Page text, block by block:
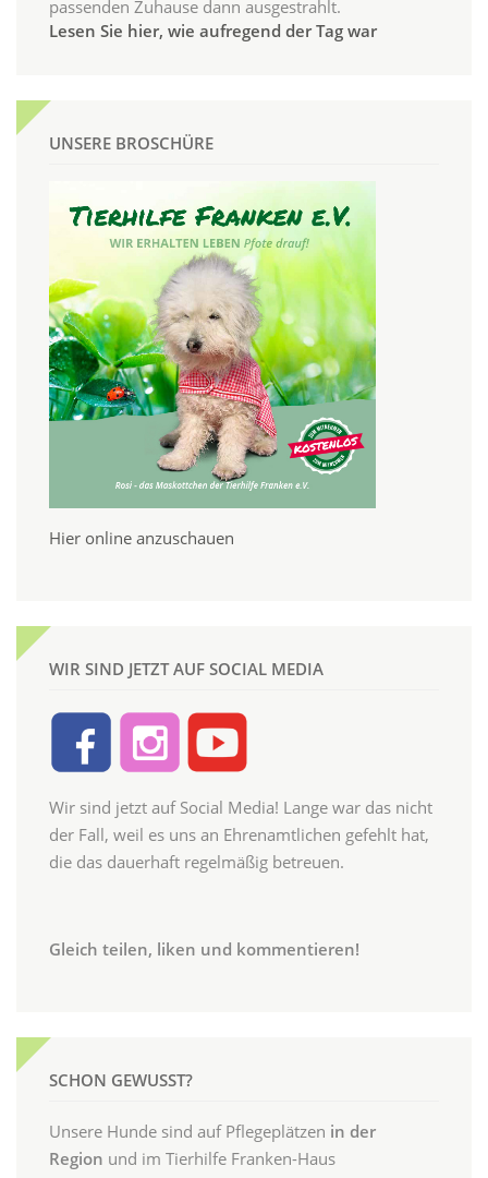
passenden Zuhause dann ausgestrahlt.
Lesen Sie hier, wie aufregend der Tag war
UNSERE BROSCHÜRE
Hier online anzuschauen
WIR SIND JETZT AUF SOCIAL MEDIA
Wir sind jetzt auf Social Media! Lange war das nicht
der Fall, weil es uns an Ehrenamtlichen gefehlt hat,
die das dauerhaft regelmäßig betreuen.
Gleich teilen, liken und kommentieren!
SCHON GEWUSST?
Unsere Hunde sind auf Pflegeplätzen in der
Region und im Tierhilfe Franken-Haus